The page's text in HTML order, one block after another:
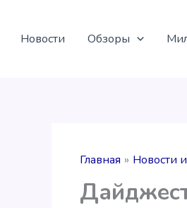
Новости Обзоры
Главная Новости